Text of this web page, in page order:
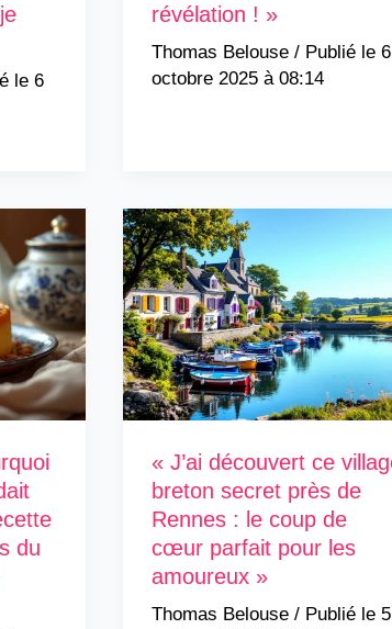
6
révélation ! »
Thomas Belouse /
6
octobre 2025 à 08:14
du
« J’ai découvert ce
breton secret près de
Rennes : le coup de
cœur parfait pour les
amoureux »
Thomas Belouse /
5